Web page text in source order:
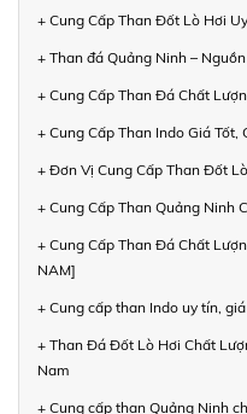
+ Cung Cấp Than Đốt Lò Hơi
+ Than đá Quảng Ninh –
+ Cung Cấp Than Đá Chất
+ Cung Cấp Than Indo Giá Tốt,
+ Đơn Vị Cung Cấp Than Đốt
+ Cung Cấp Than Quảng Ninh
+ Cung Cấp Than Đá Chất
NAM]
+ Cung cấp than Indo uy tín,
+ Than Đá Đốt Lò Hơi Chất
Nam
+ Cung cấp than Quảng Ninh